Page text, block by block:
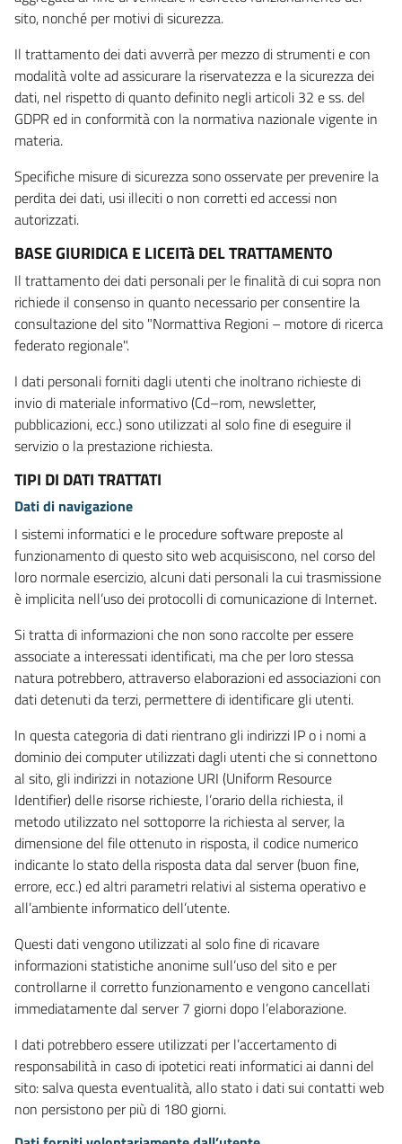
sito, nonché per motivi di sicurezza.
Il trattamento dei dati avverrà per mezzo di strumenti e con
modalità volte ad assicurare la riservatezza e la sicurezza dei
dati, nel rispetto di quanto definito negli articoli 32 e ss. del
GDPR ed in conformità con la normativa nazionale vigente in
materia.
Specifiche misure di sicurezza sono osservate per prevenire la
perdita dei dati, usi illeciti o non corretti ed accessi non
autorizzati.
BASE GIURIDICA E LICEITà DEL TRATTAMENTO
Il trattamento dei dati personali per le finalità di cui sopra non
richiede il consenso in quanto necessario per consentire la
consultazione del sito "Normattiva Regioni – motore di ricerca
federato regionale".
I dati personali forniti dagli utenti che inoltrano richieste di
invio di materiale informativo (Cd–rom, newsletter,
pubblicazioni, ecc.) sono utilizzati al solo fine di eseguire il
servizio o la prestazione richiesta.
TIPI DI DATI TRATTATI
Dati di navigazione
I sistemi informatici e le procedure software preposte al
funzionamento di questo sito web acquisiscono, nel corso del
loro normale esercizio, alcuni dati personali la cui trasmissione
è implicita nell’uso dei protocolli di comunicazione di Internet.
Si tratta di informazioni che non sono raccolte per essere
associate a interessati identificati, ma che per loro stessa
natura potrebbero, attraverso elaborazioni ed associazioni con
dati detenuti da terzi, permettere di identificare gli utenti.
In questa categoria di dati rientrano gli indirizzi IP o i nomi a
dominio dei computer utilizzati dagli utenti che si connettono
al sito, gli indirizzi in notazione URI (Uniform Resource
Identifier) delle risorse richieste, l’orario della richiesta, il
metodo utilizzato nel sottoporre la richiesta al server, la
dimensione del file ottenuto in risposta, il codice numerico
indicante lo stato della risposta data dal server (buon fine,
errore, ecc.) ed altri parametri relativi al sistema operativo e
all’ambiente informatico dell’utente.
Questi dati vengono utilizzati al solo fine di ricavare
informazioni statistiche anonime sull’uso del sito e per
controllarne il corretto funzionamento e vengono cancellati
immediatamente dal server 7 giorni dopo l’elaborazione.
I dati potrebbero essere utilizzati per l’accertamento di
responsabilità in caso di ipotetici reati informatici ai danni del
sito: salva questa eventualità, allo stato i dati sui contatti web
non persistono per più di 180 giorni.